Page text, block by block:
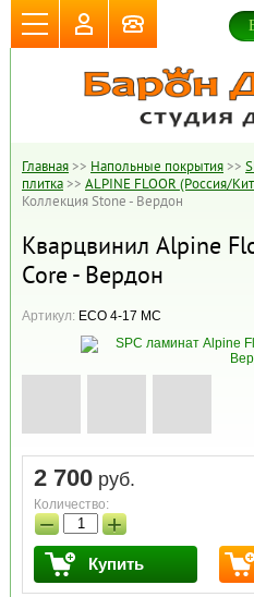
Главная>> Напольные покрытия>>
плитка>> ALPINE FLOOR (Россия/
Коллекция Stone - Вердон
Кварцвинил Alpine
Core - Вердон
Артикул: ЕСО 4-17 MC
2 700 руб.
Количество:
− +
Купить